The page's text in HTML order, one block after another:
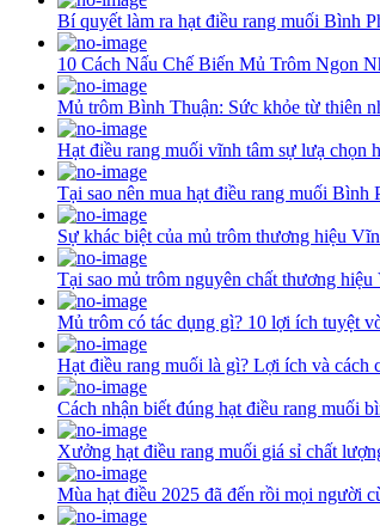
Bí quyết làm ra hạt điều rang muối Bình
10 Cách Nấu Chế Biến Mủ Trôm Ngon
Mủ trôm Bình Thuận: Sức khỏe từ thiên
Hạt điều rang muối vĩnh tâm sự lưạ chọn
Tại sao nên mua hạt điều rang muối
Sự khác biệt của mủ trôm thương hiệu
Tại sao mủ trôm nguyên chất thương
Mủ trôm có tác dụng gì? 10 lợi ích tuyệt
Hạt điều rang muối là gì? Lợi ích và cách
Cách nhận biết đúng hạt điều rang muối
Xưởng hạt điều rang muối giá sỉ chất
Mùa hạt điều 2025 đã đến rồi mọi người